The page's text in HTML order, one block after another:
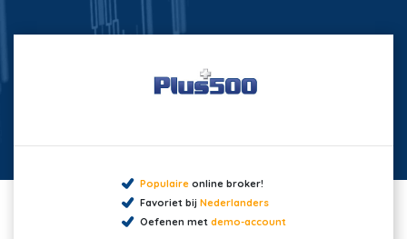
Populaireonline broker!
Favoriet bij Nederlanders
Oefenen met demo-account